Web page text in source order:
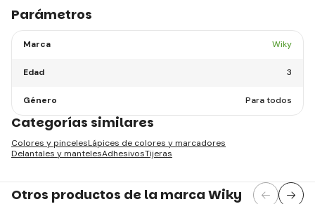
Parámetros
Marca Wiky
Edad 3
Género Para todos
Categorías similares
Colores y pincelesLápices de colores y marcadores
Delantales y mantelesAdhesivosTijeras
Otros productos de la marca Wiky